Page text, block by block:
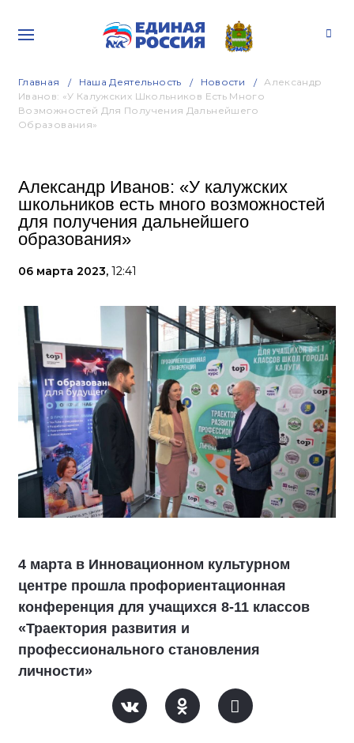
Главная Наша Деятельность Новости
Александр
Иванов: «У Калужских Школьников Есть Много
Возможностей Для Получения Дальнейшего
Образования»
Александр Иванов: «У калужских
школьников есть много возможностей
для получения дальнейшего
образования»
06 марта 2023, 12:41
4 марта в Инновационном культурном
центре прошла профориентационная
конференция для учащихся 8-11 классов
«Траектория развития и
профессионального становления
личности»